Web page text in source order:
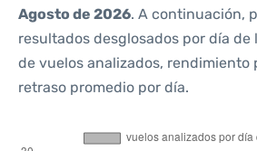
Agosto de 2026. A continuación,
resultados desglosados por día de
de vuelos analizados, rendimiento
retraso promedio por día.